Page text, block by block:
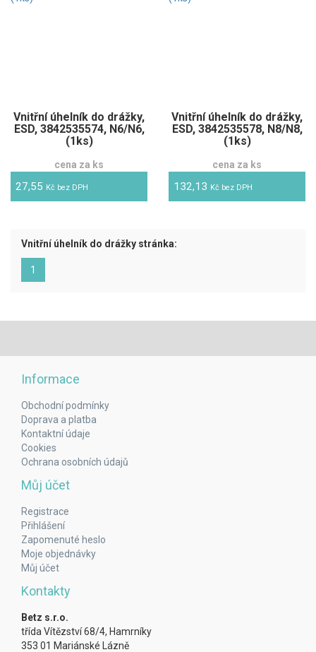
Vnitřní úhelník do drážky,
ESD, 3842535574, N6/N6,
(1ks)
cena za ks
27,55 Kč bez DPH
Vnitřní úhelník do drážky,
ESD, 3842535578, N8/N8,
(1ks)
cena za ks
132,13 Kč bez DPH
Vnitřní úhelník do drážky stránka:
1
Informace
Obchodní podmínky
Doprava a platba
Kontaktní údaje
Cookies
Ochrana osobních údajů
Můj účet
Registrace
Přihlášení
Zapomenuté heslo
Moje objednávky
Můj účet
Kontakty
Betz s.r.o.
třída Vítězství 68/4, Hamrníky
353 01 Mariánské Lázně